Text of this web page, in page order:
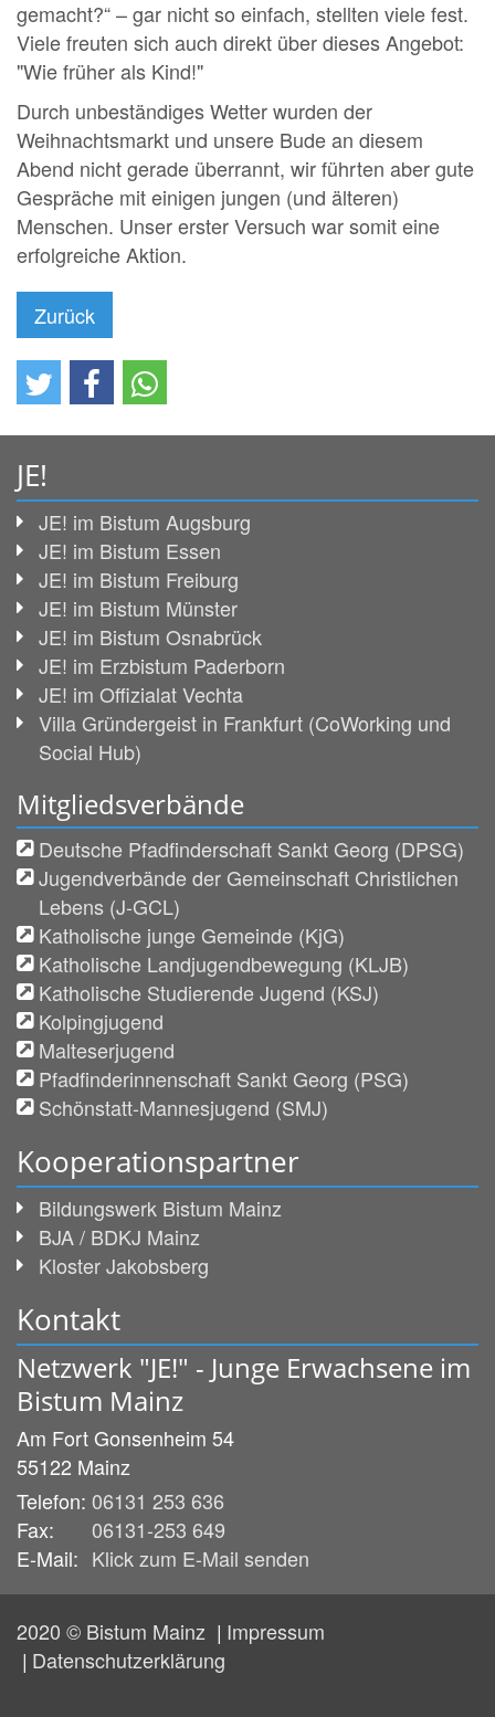
gemacht?“ – gar nicht so einfach, stellten viele fest.
Viele freuten sich auch direkt über dieses Angebot:
"Wie früher als Kind!"
Durch unbeständiges Wetter wurden der
Weihnachtsmarkt und unsere Bude an diesem
Abend nicht gerade überrannt, wir führten aber gute
Gespräche mit einigen jungen (und älteren)
Menschen. Unser erster Versuch war somit eine
erfolgreiche Aktion.
Zurück
JE!
JE! im Bistum Augsburg
JE! im Bistum Essen
JE! im Bistum Freiburg
JE! im Bistum Münster
JE! im Bistum Osnabrück
JE! im Erzbistum Paderborn
JE! im Offizialat Vechta
Villa Gründergeist in Frankfurt (CoWorking und
Social Hub)
Mitgliedsverbände
Deutsche Pfadfinderschaft Sankt Georg (DPSG)
Jugendverbände der Gemeinschaft Christlichen
Lebens (J-GCL)
Katholische junge Gemeinde (KjG)
Katholische Landjugendbewegung (KLJB)
Katholische Studierende Jugend (KSJ)
Kolpingjugend
Malteserjugend
Pfadfinderinnenschaft Sankt Georg (PSG)
Schönstatt-Mannesjugend (SMJ)
Kooperationspartner
Bildungswerk Bistum Mainz
BJA / BDKJ Mainz
Kloster Jakobsberg
Kontakt
Netzwerk "JE!" - Junge Erwachsene im
Bistum Mainz
Am Fort Gonsenheim 54
55122 Mainz
Telefon: 06131 253 636
Fax:
06131-253 649
E-Mail: Klick zum E-Mail senden
2020 © Bistum Mainz
Impressum
Datenschutzerklärung